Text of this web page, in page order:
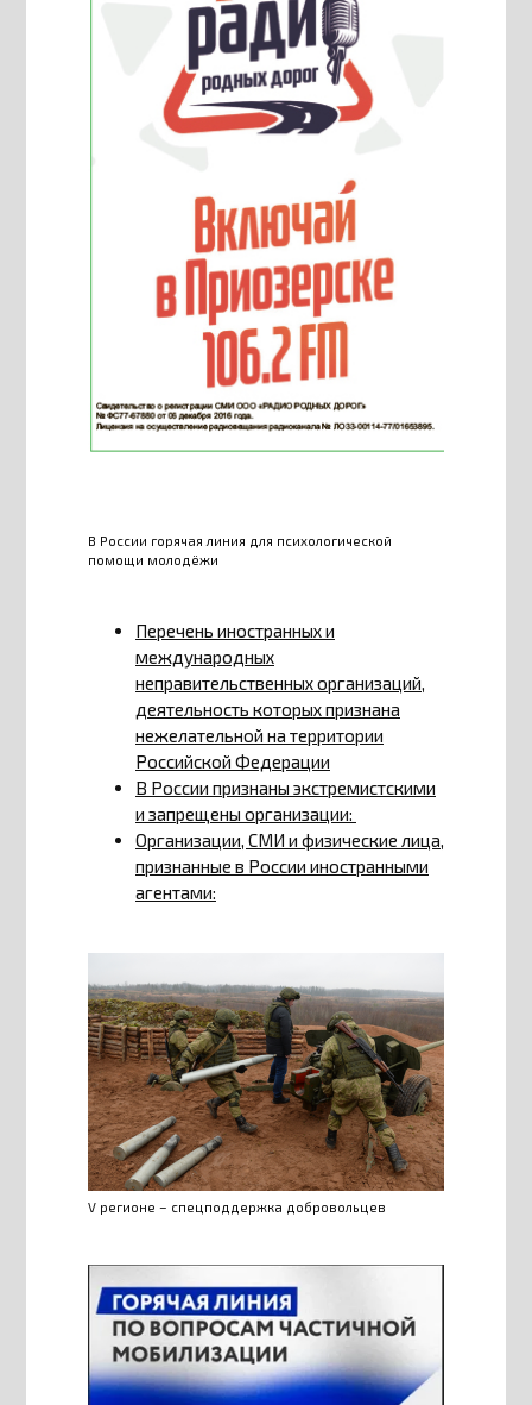
В России горячая линия для психологической
помощи молодёжи
Перечень иностранных и
международных
неправительственных организаций,
деятельность которых признана
нежелательной на территории
Российской Федерации
В России признаны экстремистскими
и запрещены организации:
Организации, СМИ и физические лица,
признанные в России иностранными
агентами:
V регионе – спецподдержка добровольцев